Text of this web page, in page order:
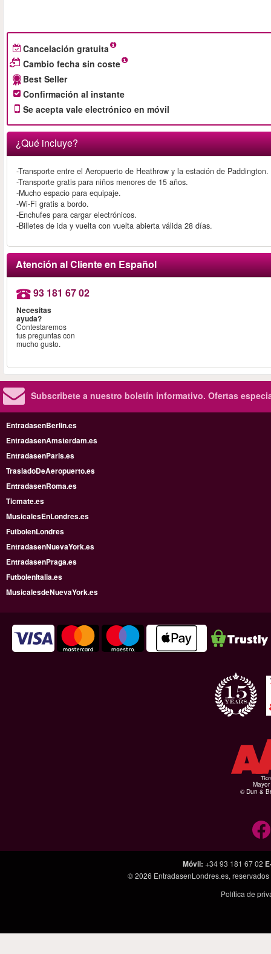
Cancelación gratuita
Cambio fecha sin coste
Best Seller
Confirmación al instante
Se acepta vale electrónico en móvil
¿Qué incluye?
-Transporte entre el Aeropuerto de Heathrow y la estación de Paddington.
-Transporte gratis para niños menores de 15 años.
-Mucho espacio para equipaje.
-Wi-Fi gratis a bordo.
-Enchufes para cargar electrónicos.
-Billetes de ida y vuelta con vuelta abierta válida 28 días.
Atención al Cliente en Español
93 181 67 02
Necesitas
ayuda?
Contestaremos
tus preguntas con
mucho gusto.
Subscribete a nuestro boletín informativo. Ofertas
EntradasenBerlin.es
EntradasenAmsterdam.es
EntradasenParis.es
TrasladoDeAeropuerto.es
EntradasenRoma.es
Ticmate.es
MusicalesEnLondres.es
FutbolenLondres
EntradasenNuevaYork.es
EntradasenPraga.es
FutbolenItalia.es
MusicalesdeNuevaYork.es
© Dun &
Móvil: +34 93 181 67 02
© 2026 EntradasenLondres.es,
Política de